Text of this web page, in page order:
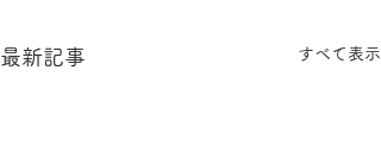
最新記事 すべて表示